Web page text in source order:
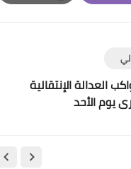
Email
Print
العدالة الإنتقالية
يوم الأحد